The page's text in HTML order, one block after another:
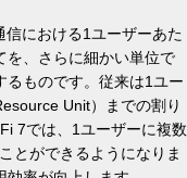
信における1ユーザーあた
を、さらに細かい単位で
るものです。従来は1ユー
Unit）​​​​までの割り
7では、1ユーザーに複数
とができるようになりま